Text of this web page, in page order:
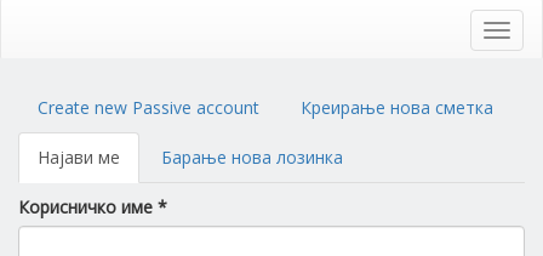
Primary
tabs
Create new Passive account Креирање нова сметка
Најави ме (activeБарање нова лозинка
Корисничко име *